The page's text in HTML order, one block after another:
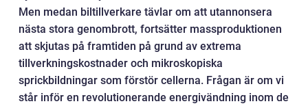
Men medan biltillverkare tävlar om att utannonsera
nästa stora genombrott, fortsätter massproduktionen
att skjutas på framtiden på grund av extrema
tillverkningskostnader och mikroskopiska
sprickbildningar som förstör cellerna. Frågan är om vi
står inför en revolutionerande energivändning inom de